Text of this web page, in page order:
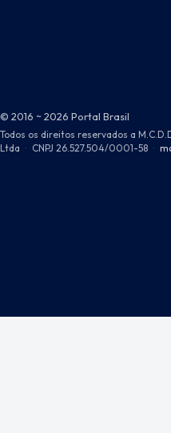
© 2016 ~ 2026 Portal Brasil
Todos os direitos reservados a
Ltda · CNPJ 26.527.504/0001-58 ·